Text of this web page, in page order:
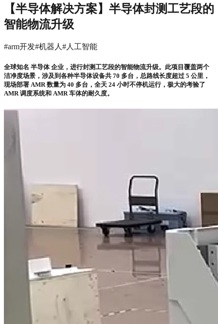
【半导体解决方案】半导体封测工艺段的
智能物流升级
#arm开发#机器人 #人工智能
全球知名 半导体 企业，进行封测工艺段的智能物流升级。此项目覆盖两个
洁净度场景，涉及到各种半导体设备共 70 多台，总路线长度超过 5 公里，
现场部署 AMR 数量为 40 多台，全天 24 小时不停机运行，极大的考验了
AMR 调度系统和 AMR 车体的耐久度。